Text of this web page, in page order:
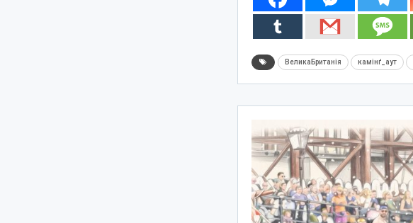
ВеликаБританія камінґ_аут